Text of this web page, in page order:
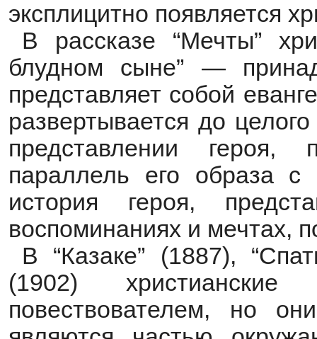
эксплицитно появляется
В рассказе “Мечты”
блудном сыне” —
представляет собой
развертывается до
представлении героя,
параллель его образа
история героя,
воспоминаниях и мечтах,
В “Казаке” (1887),
(1902)
повествователем, но